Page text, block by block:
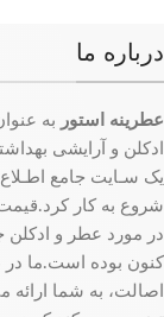
درباره ما
عطرینه استور به
یک سـایت جامع
شروع به کار
در مورد عطر و ادکلن
کنون بوده است.ما
اصالت، به شما